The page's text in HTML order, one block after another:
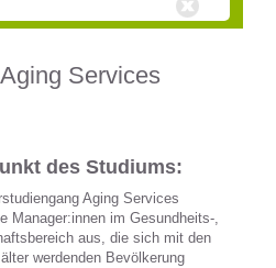
Services
des Studiums:
Aging Services
Manager:innen im Gesundheits-,
aus, die sich mit den
werdenden Bevölkerung